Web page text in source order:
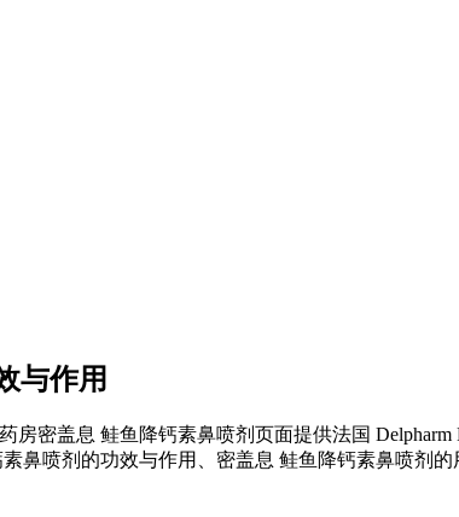
与作用
房密盖息 鲑鱼降钙素鼻喷剂页面提供法国
鼻喷剂的功效与作用、密盖息 鲑鱼降钙素鼻喷剂